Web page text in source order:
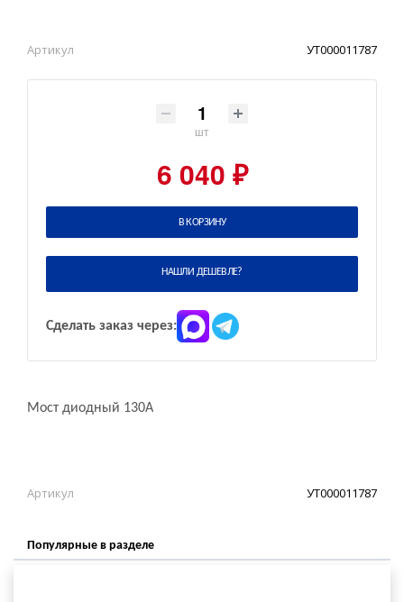
Артикул УТ000011787
шт
6 040 ₽
В КОРЗИНУ
НАШЛИ ДЕШЕВЛЕ?
Сделать заказ через:
Мост диодный 130А
Артикул УТ000011787
Популярные в разделе